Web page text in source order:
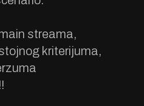
streama,
kriterijuma,